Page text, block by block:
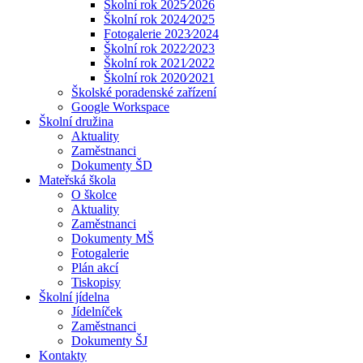
Školní rok 2025⁄2026
Školní rok 2024⁄2025
Fotogalerie 2023⁄2024
Školní rok 2022⁄2023
Školní rok 2021⁄2022
Školní rok 2020⁄2021
Školské poradenské zařízení
Google Workspace
Školní družina
Aktuality
Zaměstnanci
Dokumenty ŠD
Mateřská škola
O školce
Aktuality
Zaměstnanci
Dokumenty MŠ
Fotogalerie
Plán akcí
Tiskopisy
Školní jídelna
Jídelníček
Zaměstnanci
Dokumenty ŠJ
Kontakty